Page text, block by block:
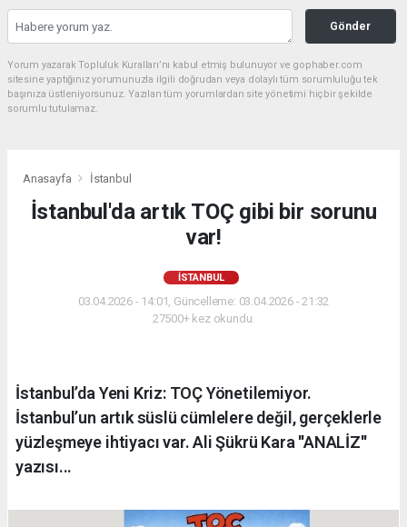
Gönder
Yorum yazarak Topluluk Kuralları’nı kabul etmiş bulunuyor ve gophaber.com
sitesine yaptığınız yorumunuzla ilgili doğrudan veya dolaylı tüm sorumluluğu tek
başınıza üstleniyorsunuz. Yazılan tüm yorumlardan site yönetimi hiçbir şekilde
sorumlu tutulamaz.
Anasayfa İstanbul
İstanbul'da artık TOÇ gibi bir sorunu
var!
İSTANBUL
03.04.2026 - 14:01, Güncelleme: 03.04.2026 - 21:32
27500+ kez okundu.
İstanbul’da Yeni Kriz: TOÇ Yönetilemiyor.
İstanbul’un artık süslü cümlelere değil, gerçeklerle
yüzleşmeye ihtiyacı var. Ali Şükrü Kara ''ANALİZ''
yazısı...